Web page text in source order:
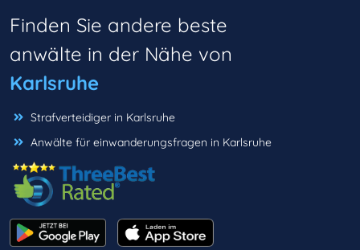
Finden Sie andere beste
anwälte in der Nähe von
Karlsruhe
Strafverteidiger in Karlsruhe
Anwälte für einwanderungsfragen in Karlsruhe